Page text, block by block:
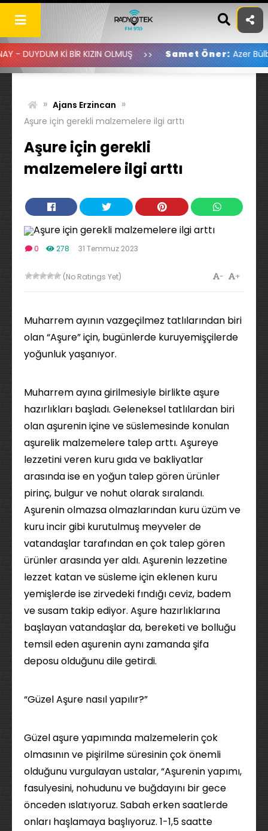
Skip
content
BİR KIZIN OLMUŞ Samet Öner:Azer Bülbül-Yüküm
» Ajans Erzincan »
Aşure için gerekli malzemelere ilgi arttı
Aşure için gerekli
malzemelere ilgi arttı
0 278 31 Temmuz 2023
(No Ratings Yet) +
-
Muharrem ayının vazgeçilmez tatlılarından biri
olan “Aşure” için, bugünlerde kuruyemişçilerde
yoğunluk yaşanıyor.
Muharrem ayına girilmesiyle birlikte aşure
hazırlıkları başladı. Geleneksel tatlılardan biri
olan aşurenin içine ve süslemesinde konulan
aşurelik malzemelere talep arttı. Aşureye
lezzetini veren kuru gıda ve bakliyatlar
arasında ise en yoğun talep gören ürünler
pirinç, bulgur ve nohut olarak sıralandı.
Aşurenin olmazsa olmazlarından kuru üzüm ve
kuru incir gibi kurutulmuş meyveler de
vatandaşlar tarafından en çok talep gören
ürünler arasında yer aldı. Aşurenin lezzetine
lezzet katan ve süsleme için eklenen kuru
yemişlerde ise zirvedeki fındığı ceviz, badem
ve susam takip ediyor. Aşure hazırlıklarına
başlayan vatandaşlar da, bereketi ve bolluğu
temsil eden aşurenin aynı zamanda şifa
deposu olduğunu dile getirdi.
“Güzel Aşure nasıl yapılır?”
Güzel aşure yapımında malzemelerin çok
olmasının ve pişirilme süresinin çok önemli
olduğunu vurgulayan ustalar, “Aşurenin yapımı,
fasulyesini, nohudunu ve buğdayını bir gece
önceden ıslatıyoruz. Sabah erken saatlerde
onları haşlamaya başlıyoruz. 1-1,5 saatte